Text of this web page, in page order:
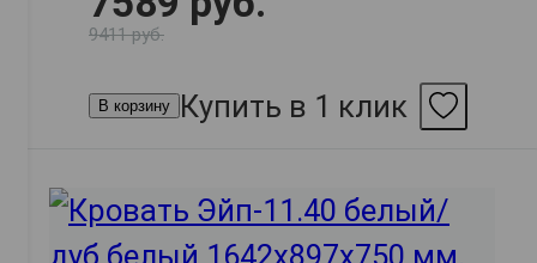
9411 руб.
В корзину Купить в 1 клик